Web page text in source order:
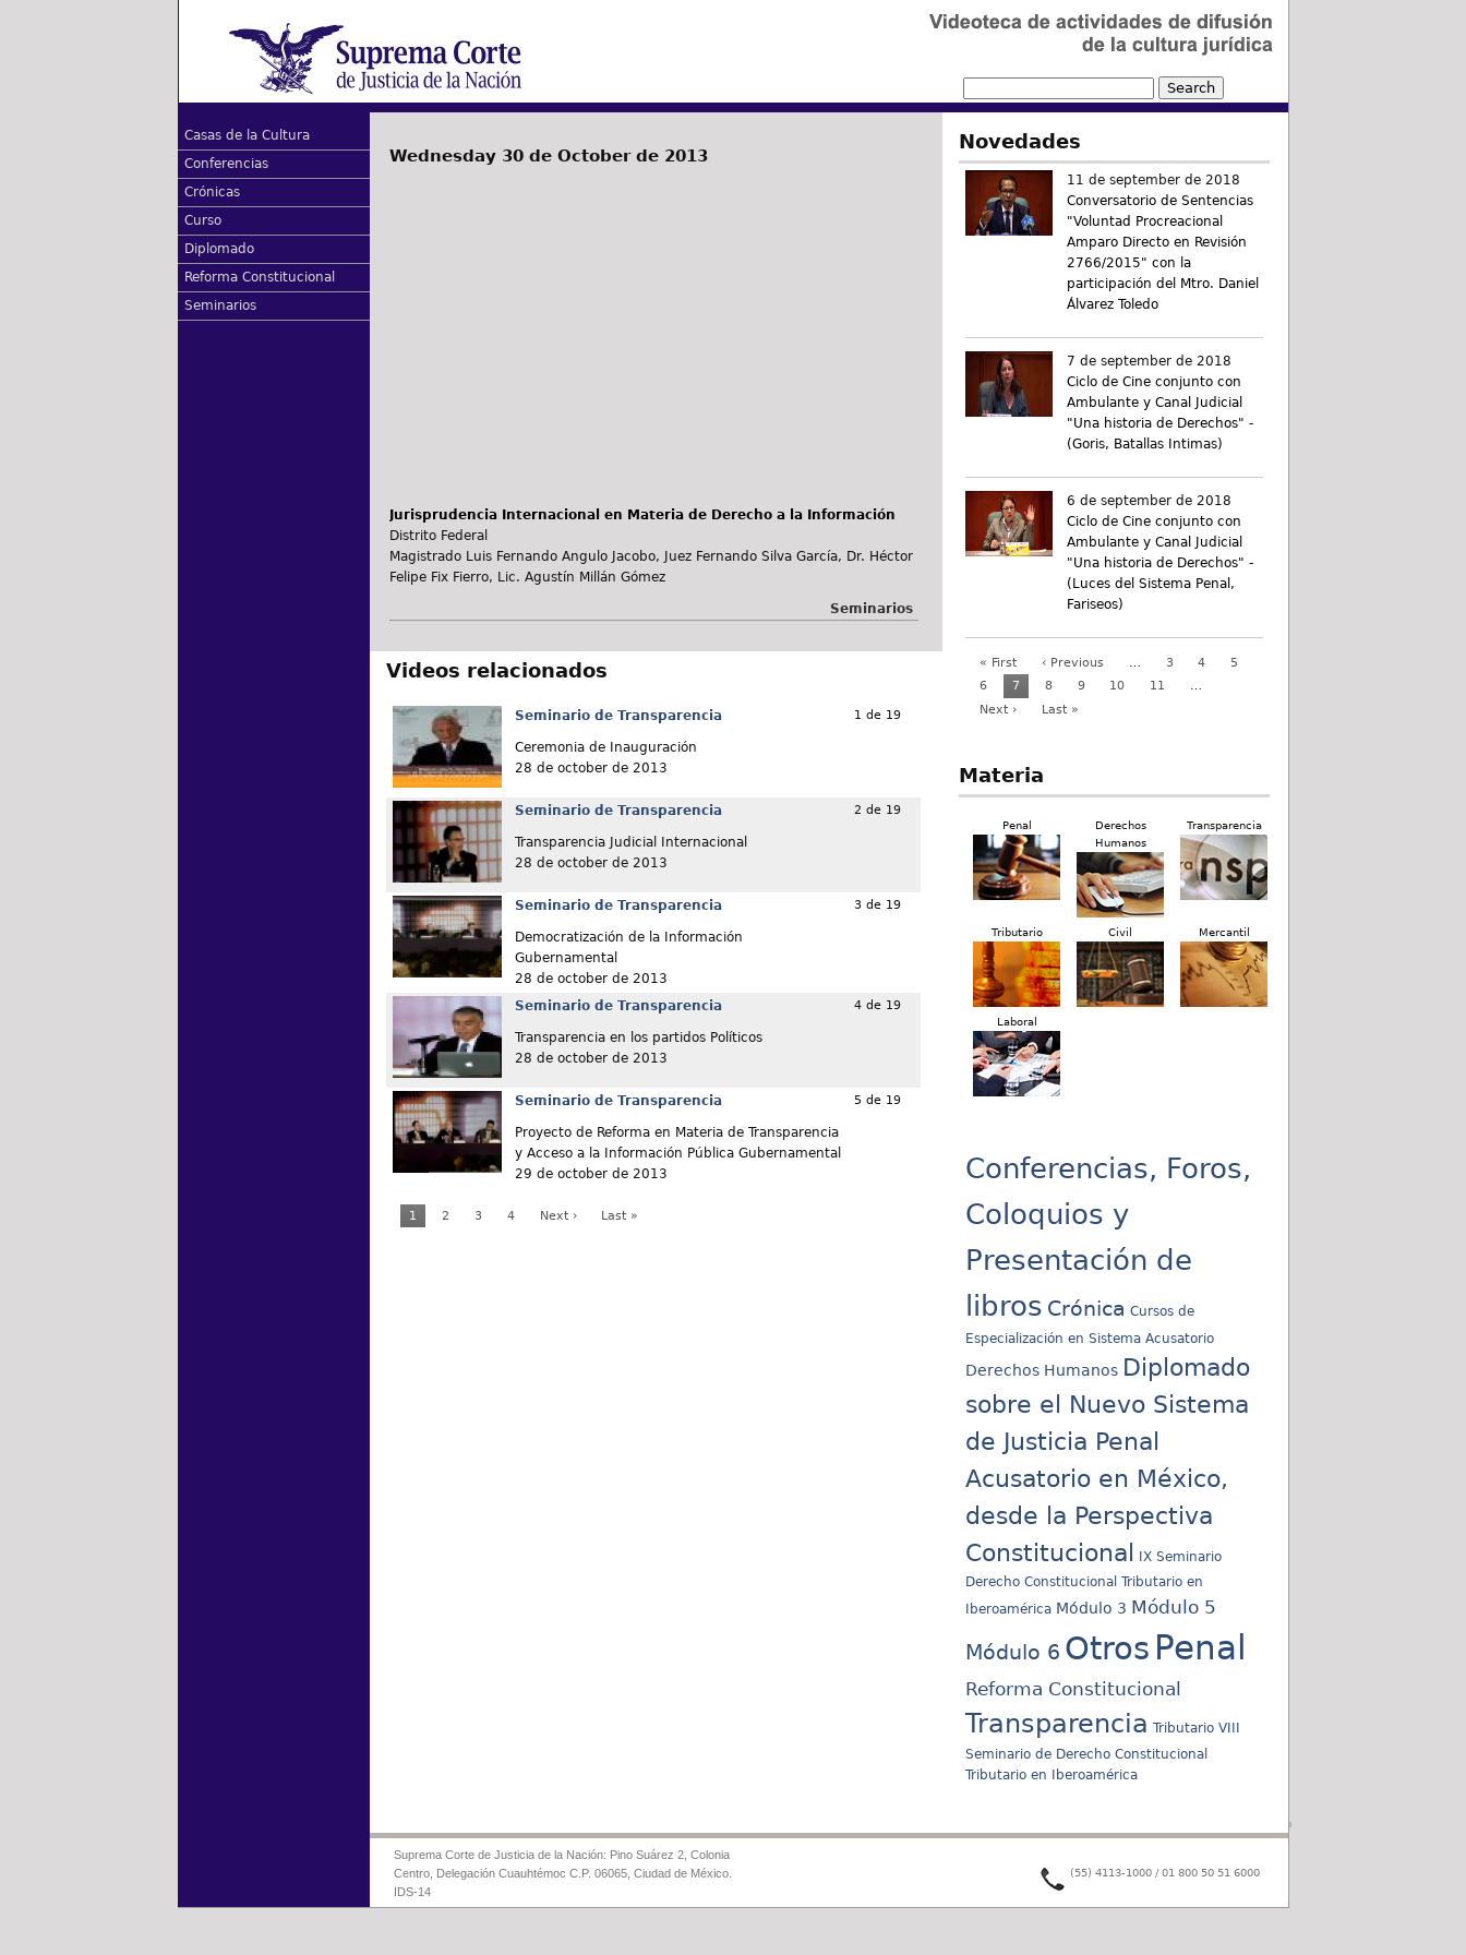
Casas de la Cultura
Conferencias
Crónicas
Curso
Diplomado
Reforma Constitucional
Seminarios
Wednesday 30 de October de 2013
Jurisprudencia Internacional en Materia de Derecho a la Información
Distrito Federal
Magistrado Luis Fernando Angulo Jacobo, Juez Fernando Silva García, Dr. Héctor
Felipe Fix Fierro, Lic. Agustín Millán Gómez
Seminarios
Videos relacionados
Seminario de Transparencia
Ceremonia de Inauguración
28 de october de 2013
1 de 19
Seminario de Transparencia
Transparencia Judicial Internacional
28 de october de 2013
2 de 19
Seminario de Transparencia
Democratización de la Información
Gubernamental
28 de october de 2013
3 de 19
Seminario de Transparencia
Transparencia en los partidos Políticos
28 de october de 2013
4 de 19
Seminario de Transparencia
Proyecto de Reforma en Materia de Transparencia
y Acceso a la Información Pública Gubernamental
29 de october de 2013
5 de 19
1 2 3 4 Next › Last »
Novedades
11 de september de 2018
Conversatorio de Sentencias
"Voluntad Procreacional
Amparo Directo en Revisión
2766/2015" con la
participación del Mtro. Daniel
Álvarez Toledo
7 de september de 2018
Ciclo de Cine conjunto con
Ambulante y Canal Judicial
"Una historia de Derechos" -
(Goris, Batallas Intimas)
6 de september de 2018
Ciclo de Cine conjunto con
Ambulante y Canal Judicial
"Una historia de Derechos" -
(Luces del Sistema Penal,
Fariseos)
« First ‹ Previous … 3 4
5
6
7 8 9 10 11
…
Next ›
Last »
Materia
Penal
Derechos
Humanos
Transparencia
Tributario Civil Mercantil
Laboral
Conferencias, Foros,
Coloquios y
Presentación de
libros Crónica Cursos de
Especialización en Sistema Acusatorio
Derechos Humanos Diplomado
sobre el Nuevo Sistema
de Justicia Penal
Acusatorio en México,
desde la Perspectiva
Constitucional
IX Seminario
Derecho Constitucional Tributario en
Iberoamérica Módulo 3 Módulo 5
Módulo 6 Otros Penal
Reforma Constitucional
Transparencia Tributario VIII
Seminario de Derecho Constitucional
Tributario en Iberoamérica
Suprema Corte de Justicia de la Nación: Pino Suárez 2, Colonia
Centro, Delegación Cuauhtémoc C.P. 06065, Ciudad de México.
IDS-14
(55) 4113-1000 / 01 800 50 51 6000